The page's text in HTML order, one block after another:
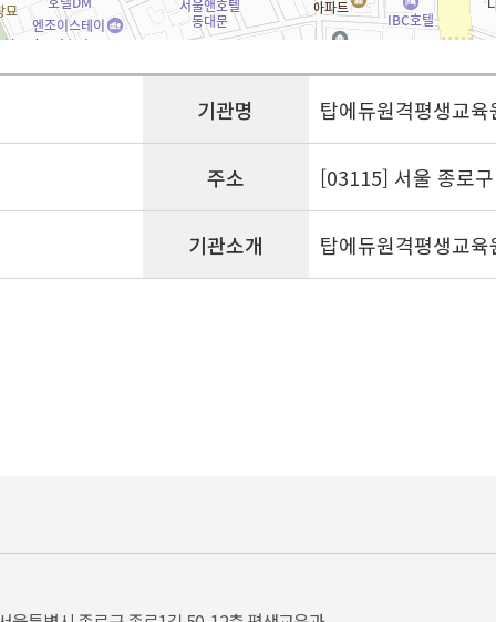
기관명 탑에듀원격평생교육
주소 [03115] 서울 종로
기관소개 탑에듀원격평생교